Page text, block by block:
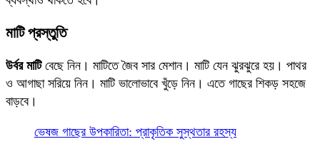
মাটি প্রস্তুতি
উর্বর মাটিবেছে নিন। মাটিতে জৈব সার মেশান। মাটি যেন ঝুরঝুরে হয়। পাথর
ও আগাছা সরিয়ে নিন। মাটি ভালোভাবে খুঁড়ে নিন। এতে গাছের শিকড় সহজে
বাড়বে।
ভেষজ গাছের উপকারিতা: প্রাকৃতিক সুস্থতার রহস্য